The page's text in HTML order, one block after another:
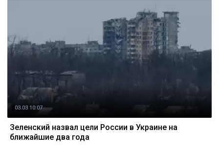
03.03 10:07
Зеленский назвал цели России в Украине на
ближайшие два года